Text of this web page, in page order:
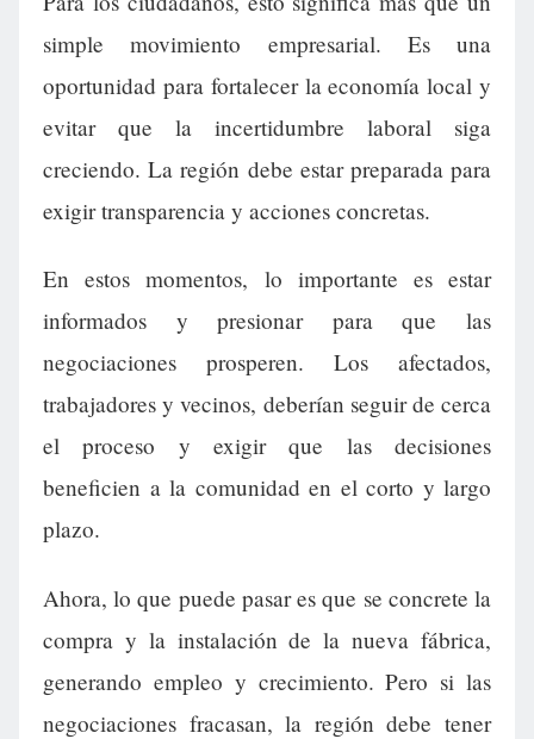
simple movimiento empresarial. Es una
oportunidad para fortalecer la economía local y
evitar que la incertidumbre laboral siga
creciendo. La región debe estar preparada para
exigir transparencia y acciones concretas.
En estos momentos, lo importante es estar
informados y presionar para que las
negociaciones prosperen. Los afectados,
trabajadores y vecinos, deberían seguir de cerca
el proceso y exigir que las decisiones
beneficien a la comunidad en el corto y largo
plazo.
Ahora, lo que puede pasar es que se concrete la
compra y la instalación de la nueva fábrica,
generando empleo y crecimiento. Pero si las
negociaciones fracasan, la región debe tener